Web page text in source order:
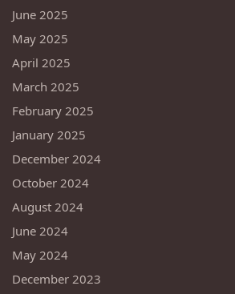
June 2025
May 2025
April 2025
March 2025
February 2025
January 2025
December 2024
October 2024
August 2024
June 2024
May 2024
December 2023